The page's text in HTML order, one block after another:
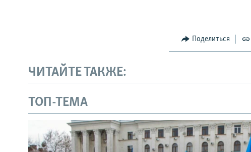
Поделиться
ЧИТАЙТЕ ТАКЖЕ:
ТОП-ТЕМА